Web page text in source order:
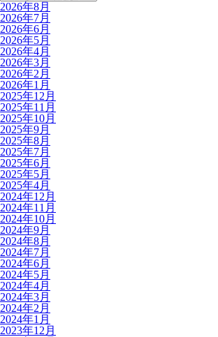
2026年8月
2026年7月
2026年6月
2026年5月
2026年4月
2026年3月
2026年2月
2026年1月
2025年12月
2025年11月
2025年10月
2025年9月
2025年8月
2025年7月
2025年6月
2025年5月
2025年4月
2024年12月
2024年11月
2024年10月
2024年9月
2024年8月
2024年7月
2024年6月
2024年5月
2024年4月
2024年3月
2024年2月
2024年1月
2023年12月